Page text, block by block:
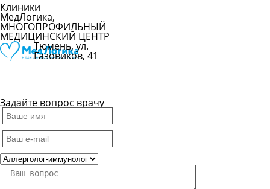
Клиники
МедЛогика,
МНОГОПРОФИЛЬНЫЙ
МЕДИЦИНСКИЙ ЦЕНТР
Тюмень, ул.
Газовиков, 41
Задайте вопрос врачу